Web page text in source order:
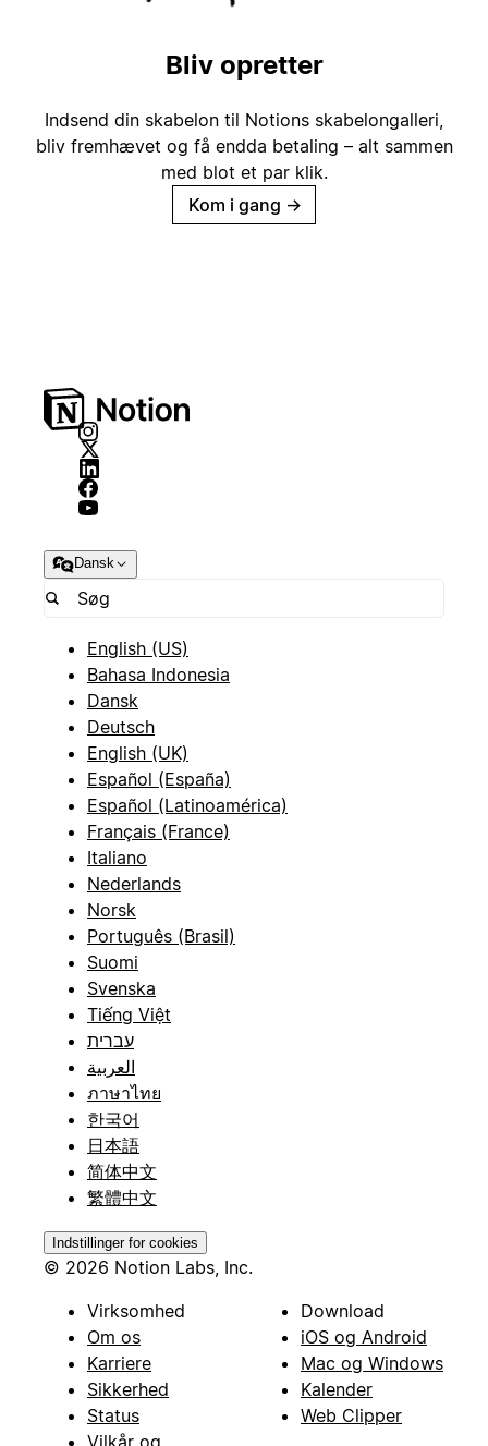
Bliv opretter
Indsend din skabelon til Notions skabelongalleri,
bliv fremhævet og få endda betaling – alt sammen
med blot et par klik.
Kom i gang →
Dansk
English (US)
Bahasa Indonesia
Dansk
Deutsch
English (UK)
Español (España)
Español (Latinoamérica)
Français (France)
Italiano
Nederlands
Norsk
Português (Brasil)
Suomi
Svenska
Tiếng Việt
עברית
العربية
ภาษาไทย
한국어
日本語
简体中文
繁體中文
Indstillinger for cookies
© 2026 Notion Labs, Inc.
Virksomhed
Om os
Karriere
Sikkerhed
Status
Vilkår og
Download
iOS og Android
Mac og Windows
Kalender
Web Clipper